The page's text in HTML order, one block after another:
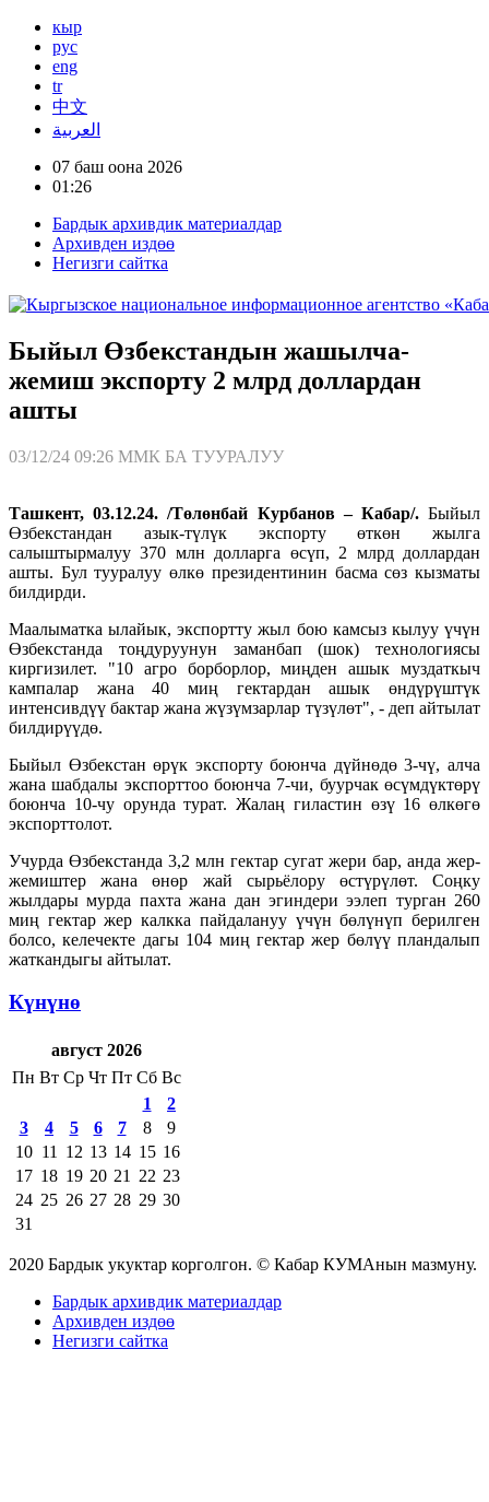
кыр
рус
eng
tr
中文
العربية
07 баш оона 2026
01:26
Бардык архивдик материалдар
Архивден издөө
Негизги сайтка
Быйыл Өзбекстандын жашылча-
жемиш экспорту 2 млрд доллардан
ашты
03/12/24 09:26 ММК БА ТУУРАЛУУ
Ташкент, 03.12.24. /Төлөнбай Курбанов – Кабар/. Быйыл
Өзбекстандан азык-түлүк экспорту өткөн жылга
салыштырмалуу 370 млн долларга өсүп, 2 млрд доллардан
ашты. Бул тууралуу өлкө президентинин басма сөз кызматы
билдирди.
Маалыматка ылайык, экспортту жыл бою камсыз кылуу үчүн
Өзбекстанда тоңдуруунун заманбап (шок) технологиясы
киргизилет. "10 агро борборлор, миңден ашык муздаткыч
кампалар жана 40 миң гектардан ашык өндүрүштүк
интенсивдүү бактар жана жүзүмзарлар түзүлөт", - деп айтылат
билдирүүдө.
Быйыл Өзбекстан өрүк экспорту боюнча дүйнөдө 3-чү, алча
жана шабдалы экспорттоо боюнча 7-чи, буурчак өсүмдүктөрү
боюнча 10-чу орунда турат. Жалаң гиластин өзү 16 өлкөгө
экспорттолот.
Учурда Өзбекстанда 3,2 млн гектар сугат жери бар, анда жер-
жемиштер жана өнөр жай сырьёлору өстүрүлөт. Соңку
жылдары мурда пахта жана дан эгиндери ээлеп турган 260
миң гектар жер калкка пайдалануу үчүн бөлүнүп берилген
болсо, келечекте дагы 104 миң гектар жер бөлүү пландалып
жаткандыгы айтылат.
Күнүнө
август 2026
Пн Вт Ср Чт Пт Сб Вс
1
2
3
4 5 6 7 8
9
10 11 12 13 14 15 16
17 18 19 20 21 22 23
24 25 26 27 28 29 30
31
2020 Бардык укуктар корголгон. © Кабар КУМАнын мазмуну.
Бардык архивдик материалдар
Архивден издөө
Негизги сайтка